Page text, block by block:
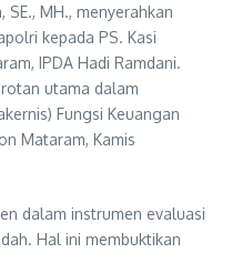
MH., menyerahkan
kepada PS. Kasi
IPDA Hadi Ramdani.
utama dalam
Fungsi Keuangan
Mataram, Kamis
dalam instrumen evaluasi
Hal ini membuktikan